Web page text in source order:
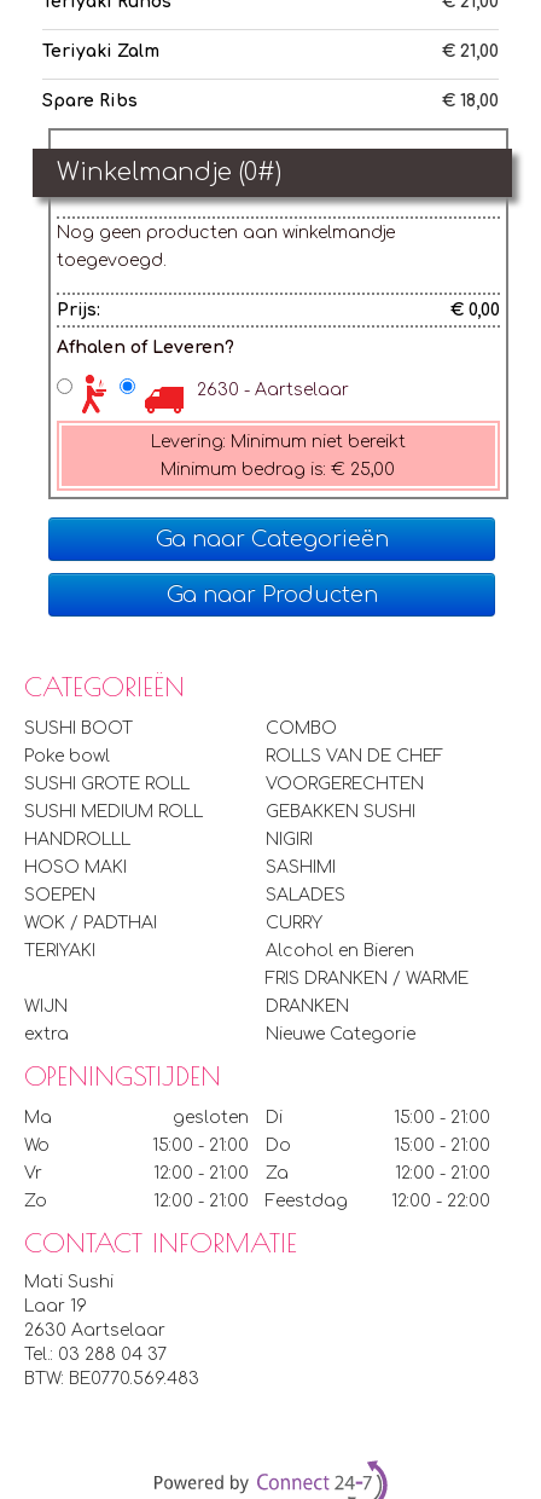
Teriyaki Zalm € 21,00
Spare Ribs € 18,00
Winkelmandje (0#)
Nog geen producten aan winkelmandje
toegevoegd.
Prijs: € 0,00
Afhalen of Leveren?
2630 - Aartselaar
Levering: Minimum niet bereikt
Minimum bedrag is:€ 25,00
Ga naar Categorieën
Ga naar Producten
CATEGORIEËN
SUSHI BOOT
COMBO
Poke bowl
ROLLS VAN DE CHEF
SUSHI GROTE ROLL
VOORGERECHTEN
SUSHI MEDIUM ROLL
GEBAKKEN SUSHI
HANDROLLL
NIGIRI
HOSO MAKI
SASHIMI
SOEPEN
SALADES
WOK / PADTHAI
CURRY
TERIYAKI
Alcohol en Bieren
WIJN
FRIS DRANKEN / WARME
DRANKEN
extra
Nieuwe Categorie
OPENINGSTIJDEN
Ma gesloten Di
15:00 - 21:00
Wo
15:00 - 21:00 Do
15:00 - 21:00
Vr
12:00 - 21:00 Za
12:00 - 21:00
Zo
12:00 - 21:00 Feestdag 12:00 - 22:00
CONTACT INFORMATIE
Mati Sushi
Laar 19
2630 Aartselaar
Tel.: 03 288 04 37
BTW: BE0770.569.483